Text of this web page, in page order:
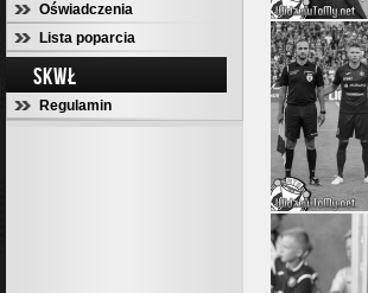
Oświadczenia
Lista poparcia
SKWŁ
Regulamin